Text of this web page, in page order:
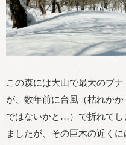
この森には大山で最大のブ
が、数年前に台風（枯れか
ではないかと…）で折れてし
ましたが、その巨木の近く